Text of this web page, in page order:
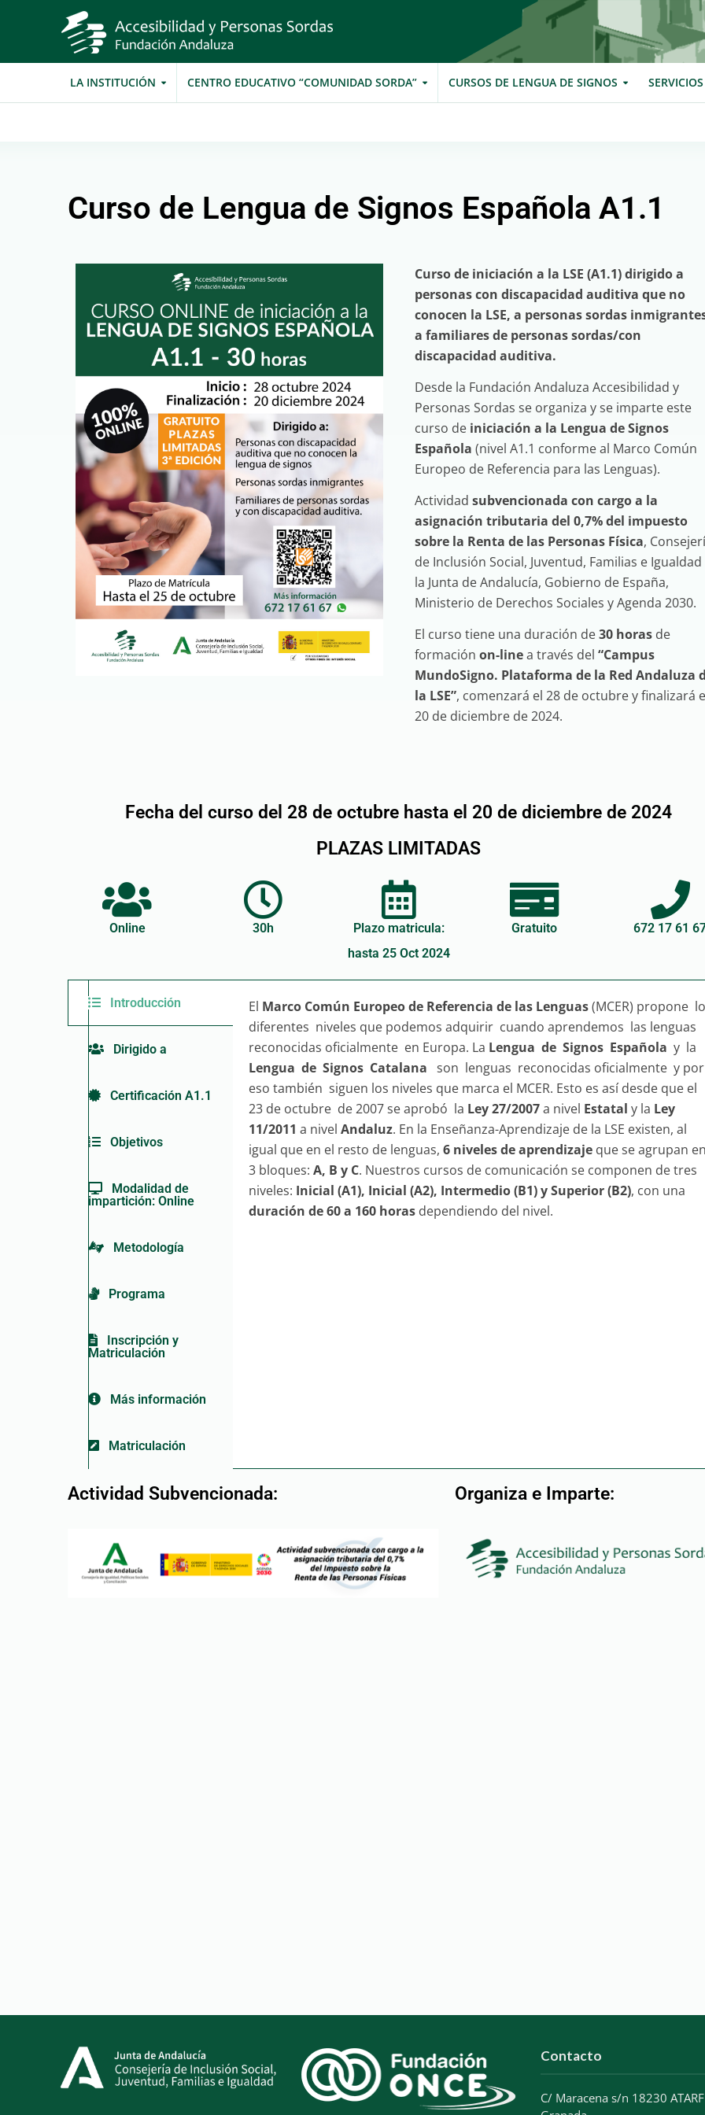
LA INSTITUCIÓN CENTRO EDUCATIVO “COMUNIDAD SORDA” CURSOS DE LENGUA DE SIGNOS
Curso de Lengua de Signos Española A1.1
Curso de iniciación a la LSE (A1.1) dirigido a
personas con discapacidad auditiva que no
conocen la LSE, a personas sordas
a familiares de personas sordas/con
discapacidad auditiva.
Desde la Fundación Andaluza Accesibilidad y
Personas Sordas se organiza y se imparte este
curso deiniciación a la Lengua de Signos
Española (nivel A1.1 conforme al Marco Común
Europeo de Referencia para las Lenguas).
Actividad subvencionada con cargo a la
asignación tributaria del 0,7% del impuesto
sobre la Renta de las Personas Física,
de Inclusión Social, Juventud, Familias e
la Junta de Andalucía, Gobierno de España,
Ministerio de Derechos Sociales y Agenda 2030.
El curso tiene una duración de30 horasde
formación on-linea través del “Campus
MundoSigno. Plataforma de la Red Andaluza
la LSE”, comenzará el 28 de octubre y finalizará
20 de diciembre de 2024.
Fecha del curso del 28 de octubre hasta el 20 de diciembre de 2024
PLAZAS LIMITADAS
Online 30h
Plazo matricula:
hasta 25 Oct 2024
Gratuito 672 17 61
Introducción
Dirigido a
Certificación A1.1
Objetivos
Modalidad de
impartición: Online
Metodología
Programa
Inscripción y
Matriculación
Más información
Matriculación
El Marco Común Europeo de Referencia de las Lenguas(MCER) propone
diferentes niveles que podemos adquirir cuando aprendemos las lenguas
reconocidas oficialmente en Europa. La Lengua de Signos Española y la
Lengua de Signos Catalana son lenguas reconocidas oficialmente y por
eso también siguen los niveles que marca el MCER. Esto es así desde que el
23 de octubre de 2007 se aprobó la Ley 27/2007a nivel Estataly la Ley
11/2011a nivel Andaluz. En la Enseñanza-Aprendizaje de la LSE existen, al
igual que en el resto de lenguas,6 niveles de aprendizaje que se agrupan
3 bloques:A, B y C. Nuestros cursos de comunicación se componen de tres
niveles: Inicial (A1), Inicial (A2), Intermedio (B1) y Superior (B2), con una
duración de 60 a 160 horas dependiendo del nivel.
Actividad Subvencionada: Organiza e Imparte:
Contacto
C/ Maracena s/n 18230